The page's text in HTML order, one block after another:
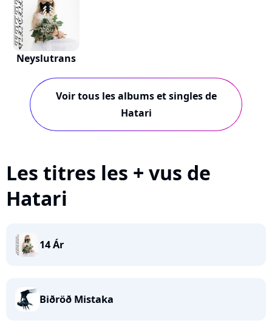
Neyslutrans
Voir tous les albums et singles de
Hatari
Les titres les + vus de
Hatari
14 Ár
Biðröð Mistaka